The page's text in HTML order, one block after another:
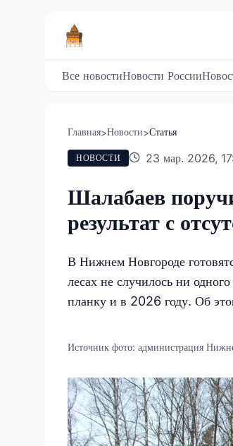
Все новостиНовости России
Главная>Новости>Статья
НОВОСТИ 23 мар. 2026,
Шалабаев
результат с
В Нижнем Новгороде
лесах не случилось ни
планку и в 2026 году. Об
Источник фото: администрация